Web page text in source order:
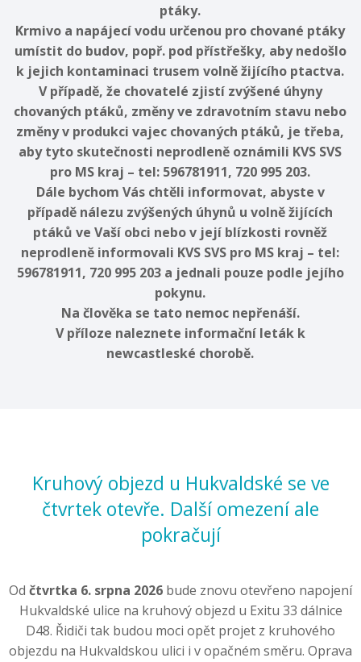
ptáky.
Krmivo a napájecí vodu určenou pro chované ptáky
umístit do budov, popř. pod přístřešky, aby nedošlo
k jejich kontaminaci trusem volně žijícího ptactva.
V případě, že chovatelé zjistí zvýšené úhyny
chovaných ptáků, změny ve zdravotním stavu nebo
změny v produkci vajec chovaných ptáků, je třeba,
aby tyto skutečnosti neprodleně oznámili KVS SVS
pro MS kraj – tel: 596781911, 720 995 203.
Dále bychom Vás chtěli informovat, abyste v
případě nálezu zvýšených úhynů u volně žijících
ptáků ve Vaší obci nebo v její blízkosti rovněž
neprodleně informovali KVS SVS pro MS kraj – tel:
596781911, 720 995 203 a jednali pouze podle jejího
pokynu.
Na člověka se tato nemoc nepřenáší.
V příloze naleznete informační leták k
newcastleské chorobě.
Kruhový objezd u Hukvaldské se ve
čtvrtek otevře. Další omezení ale
pokračují
Od čtvrtka 6. srpna 2026 bude znovu otevřeno napojení
Hukvaldské ulice na kruhový objezd u Exitu 33 dálnice
D48. Řidiči tak budou moci opět projet z kruhového
objezdu na Hukvaldskou ulici i v opačném směru. Oprava